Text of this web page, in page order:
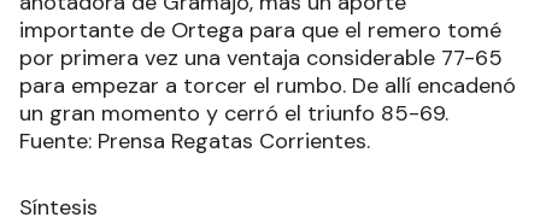
importante de Ortega para que el remero tomé
por primera vez una ventaja considerable 77-65
para empezar a torcer el rumbo. De allí encadenó
un gran momento y cerró el triunfo 85-69.
Fuente: Prensa Regatas Corrientes.
Síntesis